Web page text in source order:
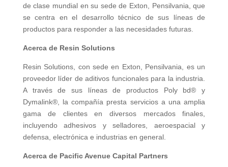
de clase mundial en su sede de Exton, Pensilvania, que
se centra en el desarrollo técnico de sus líneas de
productos para responder a las necesidades futuras.
Acerca de Resin Solutions
Resin Solutions, con sede en Exton, Pensilvania, es un
proveedor líder de aditivos funcionales para la industria.
A través de sus líneas de productos Poly bd® y
Dymalink®, la compañía presta servicios a una amplia
gama de clientes en diversos mercados finales,
incluyendo adhesivos y selladores, aeroespacial y
defensa, electrónica e industrias en general.
Acerca de Pacific Avenue Capital Partners